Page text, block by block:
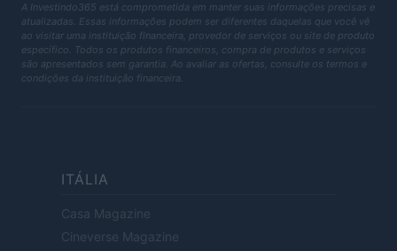
A Investindo365 está comprometida em manter suas informações precisas e
atualizadas. Essas informações podem ser diferentes daquelas que você vê
ao visitar uma instituição financeira, provedor de serviços ou site de produto
específico. Todos os produtos financeiros, compra de produtos e serviços
são apresentados sem garantia. Ao avaliar as ofertas, consulte os termos e
condições da instituição financeira.
ITÁLIA
Casa Magazine
Cineverse Magazine